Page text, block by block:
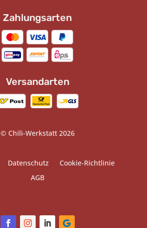
Zahlungsarten
Versandarten
© Chili-Werkstatt 2026
Datenschutz
Cookie-Richtlinie
AGB